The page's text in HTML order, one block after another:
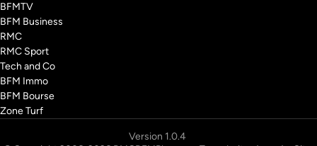
BFMTV
BFM Business
RMC
RMC Sport
Tech and Co
BFM Immo
BFM Bourse
Zone Turf